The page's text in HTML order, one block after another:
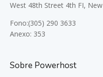
West 48th Street 4th FI,
Fono:(305) 290 3633
Anexo: 353
Sobre Powerhost